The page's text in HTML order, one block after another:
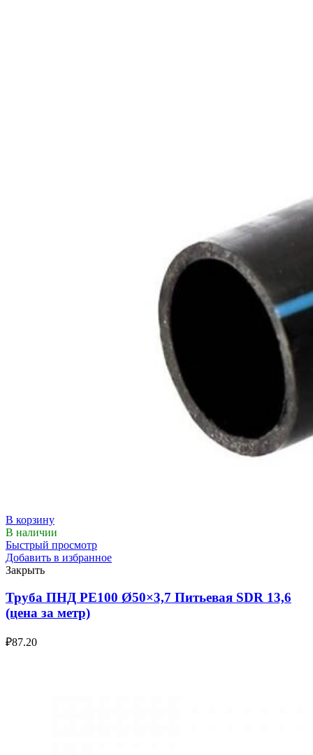
В корзину
В наличии
Быстрый просмотр
Добавить в избранное
Закрыть
Труба ПНД РЕ100 Ø50×3,7 Питьевая SDR 13,6
(цена за метр)
₽87.20